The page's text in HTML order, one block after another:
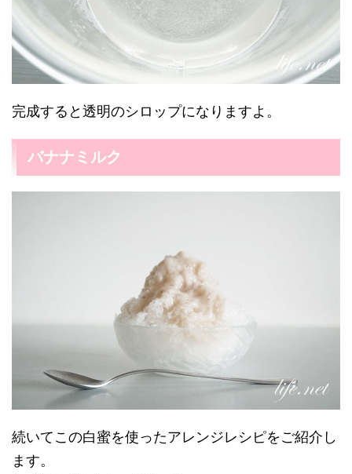
完成すると透明のシロップになりますよ。
バナナミルク
続いてこの白蜜を使ったアレンジレシピをご紹介し
ます。